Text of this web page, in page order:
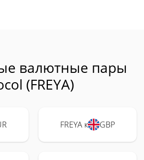
валютные пары
(FREYA)
FREYA к GBP